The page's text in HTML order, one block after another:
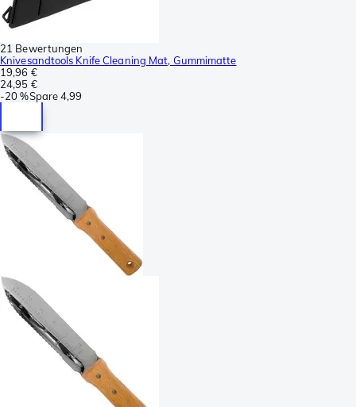
21 Bewertungen
Knivesandtools Knife Cleaning Mat, Gummimatte
19,96 €
24,95 €
-20 %Spare4,99